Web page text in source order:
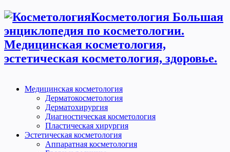
Косметология Большая
энциклопедия по косметологии.
Медицинская косметология,
эстетическая косметология, здоровье.
Медицинская косметология
Дерматокосметология
Дерматохирургия
Диагностическая косметология
Пластическая хирургия
Эстетическая косметология
Аппаратная косметология